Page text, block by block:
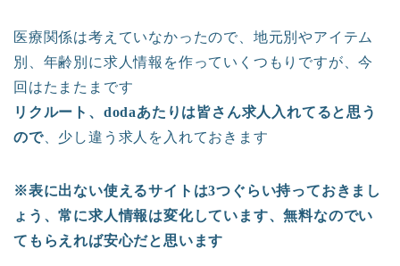
医療関係は考えていなかったので、地元別やアイテム
別、年齢別に求人情報を作っていくつもりですが、今
回はたまたまです
リクルート、dodaあたりは皆さん求人入れてると思う
ので、少し違う求人を入れておきます
※表に出ない使えるサイトは3つぐらい持っておきまし
ょう、常に求人情報は変化しています、無料なのでい
てもらえれば安心だと思います